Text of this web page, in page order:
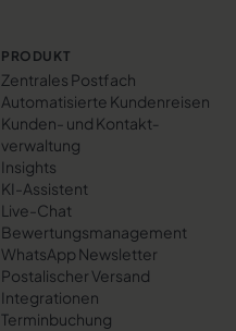
PRODUKT
Zentrales Postfach
Automatisierte Kundenreisen
Kunden- und Kontakt­
verwaltung
Insights
KI-Assistent
Live-Chat
Bewertungs­management
WhatsApp Newsletter
Postalischer Versand
Integrationen
Terminbuchung